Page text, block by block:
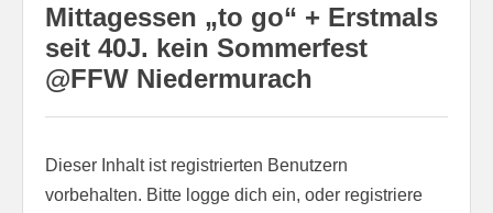
Mittagessen „to go“ + Erstmals
seit 40J. kein Sommerfest
@FFW Niedermurach
Dieser Inhalt ist registrierten Benutzern
vorbehalten. Bitte logge dich ein, oder registriere